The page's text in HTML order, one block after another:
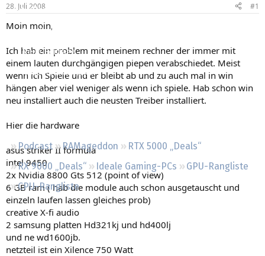
Aktuelles
Empfohlene Inhalte
Neue Beiträge
Neueste Aktivitäten
Leserartikel
Podcast RAMageddon
RTX 5000 „Deals“
RX 9000 „Deals“
Ideale Gaming-PCs
GPU-Rangliste
CPU-Rangliste
m
28. Juli 2008 #1
Moin moin,
Ich hab ein problem mit meinem rechner der immer mit
einem lauten durchgängigen piepen verabschiedet. Meist
wenn ich Spiele und er bleibt ab und zu auch mal in win
hängen aber viel weniger als wenn ich spiele. Hab schon win
neu installiert auch die neusten Treiber installiert.
Hier die hardware
asus striker II formula
intel 9450
2x Nvidia 8800 Gts 512 (point of view)
6 GB ram ( hab die module auch schon ausgetauscht und
einzeln laufen lassen gleiches prob)
creative X-fi audio
2 samsung platten Hd321kj und hd400lj
und ne wd1600jb.
netzteil ist ein Xilence 750 Watt